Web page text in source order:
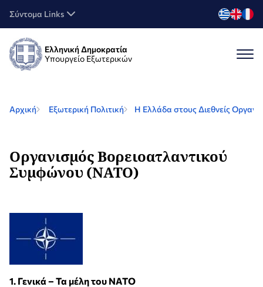
Σύντομα Links
Ελληνική Δημοκρατία
Υπουργείο Εξωτερικών
Αρχική Εξωτερική Πολιτική Η Ελλάδα στους Διεθνείς
Οργανισμός Βορειοατλαντικού
Συμφώνου (NATO)
1. Γενικά – Τα μέλη του ΝΑΤΟ